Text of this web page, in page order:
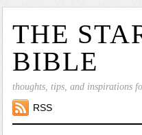
THE
BIBLE
thoughts, tips, and inspirations
RSS